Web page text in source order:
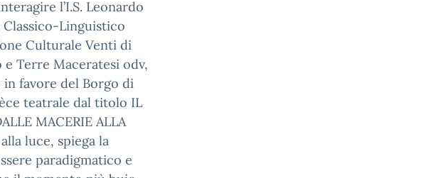
l’I.S. Leonardo
Linguistico
Culturale Venti di
Terre Maceratesi odv,
favore del Borgo di
teatrale dal titolo IL
MACERIE ALLA
luce, spiega la
paradigmatico e